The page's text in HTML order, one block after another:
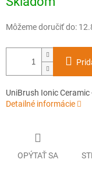
cena:
Môžeme doručiť do:
UniBrush Ionic
Detailné informácie
OPÝTAŤ SA